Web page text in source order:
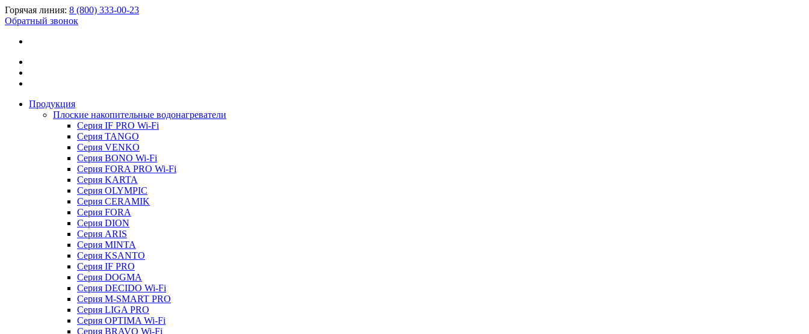
Горячая линия: 8 (800) 333-00-23
Обратный звонок
Продукция
Плоские накопительные водонагреватели
Серия IF PRO Wi-Fi
Серия TANGO
Серия VENKO
Серия BONO Wi-Fi
Серия FORA PRO Wi-Fi
Серия KARTA
Серия OLYMPIC
Серия CERAMIK
Серия FORA
Серия DION
Серия ARIS
Серия MINTA
Серия KSANTO
Серия IF PRO
Серия DOGMA
Серия DECIDO Wi-Fi
Серия M-SMART PRO
Серия LIGA PRO
Серия OPTIMA Wi-Fi
Серия BRAVO Wi-Fi